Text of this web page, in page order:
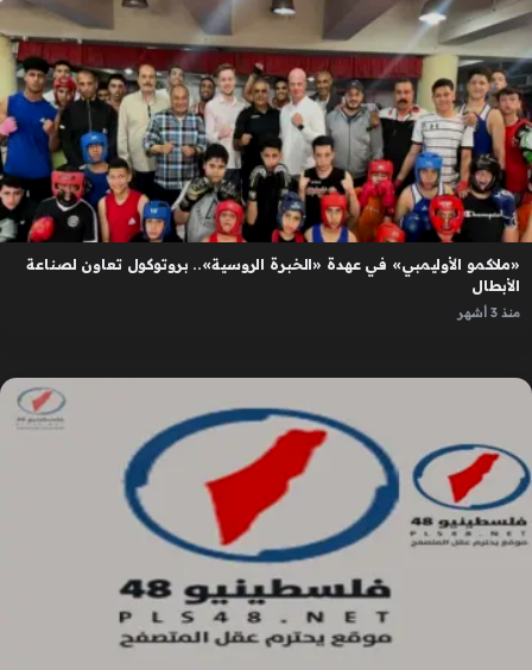
«ملاكمو الأوليمبي» في عهدة «الخبرة الروسية».. بروتوكول تعاون لصناعة
الأبطال
منذ 3 أشهر